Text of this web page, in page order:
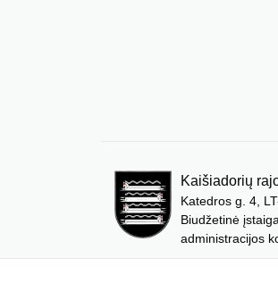
Kaišiadorių
Katedros g. 4,
Biudžetinė
administracijos